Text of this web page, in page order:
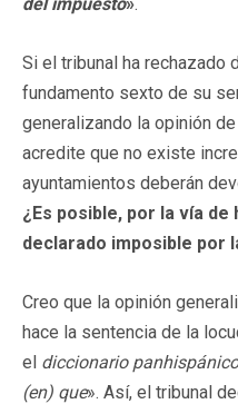
Si el tribunal ha rechazado
fundamento sexto de su
generalizando la opinión
acredite que no existe
ayuntamientos deberán
¿Es posible, por la vía
declarado imposible por
Creo que la opinión
hace la sentencia de la
el diccionario
(en) que». Así, el tribunal